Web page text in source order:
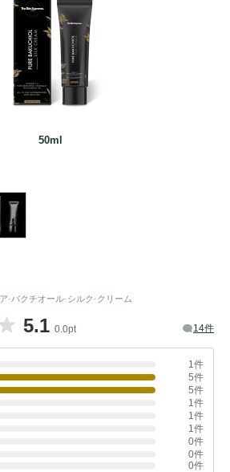
50ml
·バクチオール·シルク·クリーム
5.1 0.0pt 14件
1件
5件
5件
1件
1件
1件
0件
0件
0件